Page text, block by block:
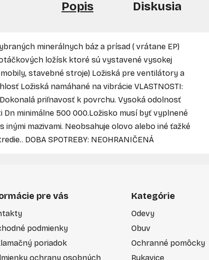
Popis Diskusia
minerálnych báz a prísad ( vrátane EP)
ložísk ktoré sú vystavené vysokej
stavebné stroje) Ložiská pre ventilátory a
Ložiská namáhané na vibrácie VLASTNOSTI:
priľnavosť k povrchu. Vysoká odolnosť
minimálne 500 000.Ložisko musí byť vyplnené
inými mazivami. Neobsahuje olovo alebo iné ťažké
DOBA SPOTREBY: NEOHRANIČENÁ
pre vás
podmienky
poriadok
ochrany osobných
Kategórie
Odevy
Obuv
Ochranné pomôcky
Rukavice